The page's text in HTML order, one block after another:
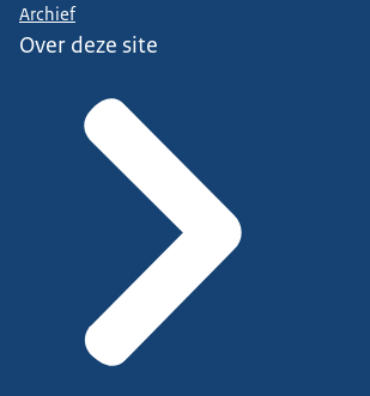
Archief
Over deze site